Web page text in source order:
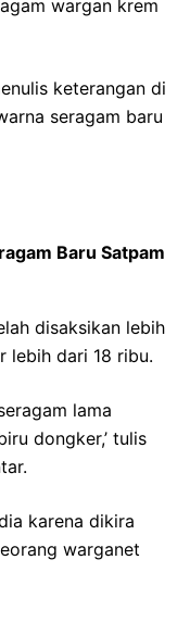
wargan krem
keterangan di
seragam baru
Baru Satpam
disaksikan lebih
lebih dari 18 ribu.
lama
dongker,’ tulis
karena dikira
warganet